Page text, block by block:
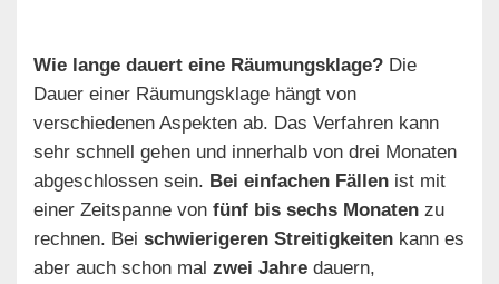
Wie lange dauert eine Räumungsklage? Die
Dauer einer Räumungsklage hängt von
verschiedenen Aspekten ab. Das Verfahren kann
sehr schnell gehen und innerhalb von drei Monaten
abgeschlossen sein. Bei einfachen Fällen ist mit
einer Zeitspanne von fünf bis sechs Monaten zu
rechnen. Bei schwierigeren Streitigkeiten kann es
aber auch schon mal zwei Jahre dauern,